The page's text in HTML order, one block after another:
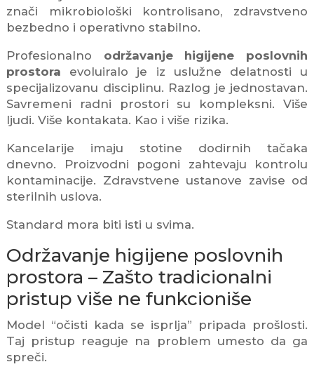
znači mikrobiološki kontrolisano, zdravstveno
bezbedno i operativno stabilno.
Profesionalno održavanje higijene poslovnih
prostora evoluiralo je iz uslužne delatnosti u
specijalizovanu disciplinu. Razlog je jednostavan.
Savremeni radni prostori su kompleksni. Više
ljudi. Više kontakata. Kao i više rizika.
Kancelarije imaju stotine dodirnih tačaka
dnevno. Proizvodni pogoni zahtevaju kontrolu
kontaminacije. Zdravstvene ustanove zavise od
sterilnih uslova.
Standard mora biti isti u svima.
Održavanje higijene poslovnih
prostora – Zašto tradicionalni
pristup više ne funkcioniše
Model “očisti kada se isprlja” pripada prošlosti.
Taj pristup reaguje na problem umesto da ga
spreči.